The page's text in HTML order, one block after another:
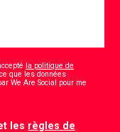
la politique de
que les données
We Are Social pour me
les règles de